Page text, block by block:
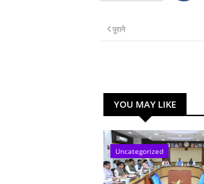
पुराने
YOU MAY LIKE
Uncategorized